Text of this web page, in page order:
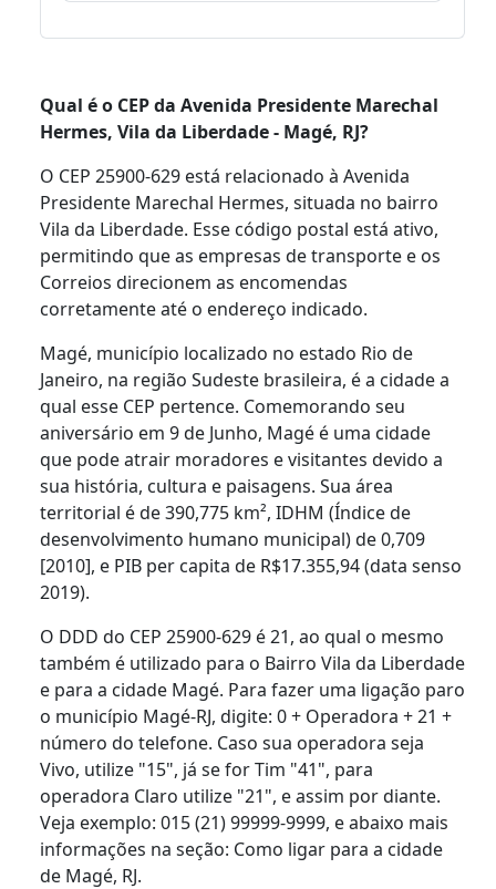
Qual é o CEP da Avenida Presidente Marechal
Hermes, Vila da Liberdade - Magé, RJ?
O CEP 25900-629 está relacionado à Avenida
Presidente Marechal Hermes, situada no bairro
Vila da Liberdade. Esse código postal está ativo,
permitindo que as empresas de transporte e os
Correios direcionem as encomendas
corretamente até o endereço indicado.
Magé, município localizado no estado Rio de
Janeiro, na região Sudeste brasileira, é a cidade a
qual esse CEP pertence. Comemorando seu
aniversário em 9 de Junho, Magé é uma cidade
que pode atrair moradores e visitantes devido a
sua história, cultura e paisagens. Sua área
territorial é de 390,775 km², IDHM (Índice de
desenvolvimento humano municipal) de 0,709
[2010], e PIB per capita de R$17.355,94 (data senso
2019).
O DDD do CEP 25900-629 é 21, ao qual o mesmo
também é utilizado para o Bairro Vila da Liberdade
e para a cidade Magé. Para fazer uma ligação paro
o município Magé-RJ, digite: 0 + Operadora + 21 +
número do telefone. Caso sua operadora seja
Vivo, utilize "15", já se for Tim "41", para
operadora Claro utilize "21", e assim por diante.
Veja exemplo: 015 (21) 99999-9999, e abaixo mais
informações na seção: Como ligar para a cidade
de Magé, RJ.